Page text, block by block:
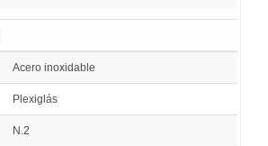
Acero inoxidable
Plexiglás
N.2